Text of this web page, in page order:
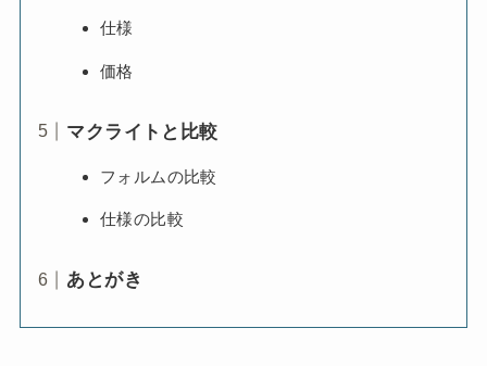
仕様
価格
マクライトと比較
フォルムの比較
仕様の比較
あとがき